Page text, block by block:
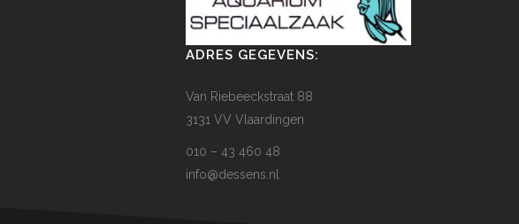
ADRES GEGEVENS:
Van Riebeeckstraat 88
3131 VV Vlaardingen
010 – 43 460 48
info@dessens.nl